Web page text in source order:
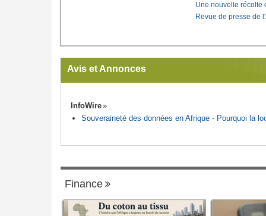
Une nouvelle récolte
Revue de presse de
Avis et Annonces
InfoWire
Souveraineté des données en Afrique - Pourquoi la
Finance